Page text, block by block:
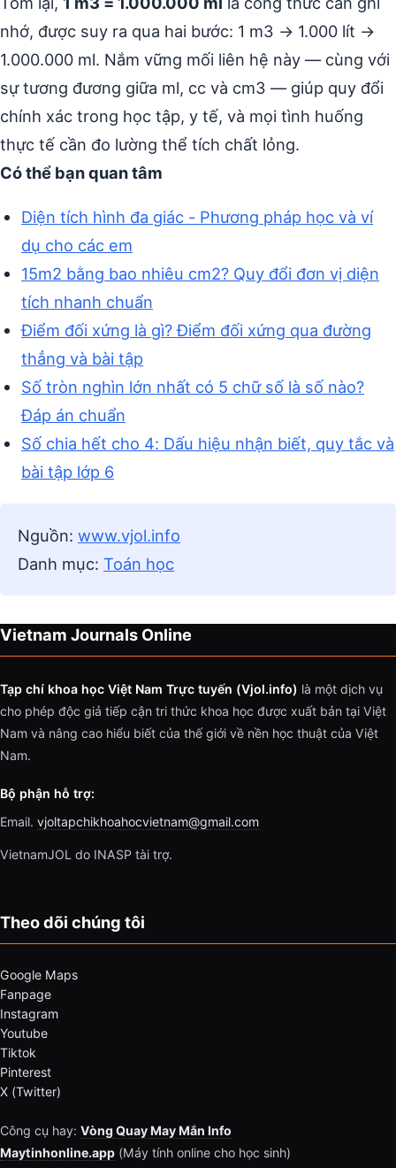
nhớ, được suy ra qua hai bước: 1 m3 → 1.000 lít →
1.000.000 ml. Nắm vững mối liên hệ này — cùng với
sự tương đương giữa ml, cc và cm3 — giúp quy đổi
chính xác trong học tập, y tế, và mọi tình huống
thực tế cần đo lường thể tích chất lỏng.
Có thể bạn quan tâm
Diện tích hình đa giác - Phương pháp học và ví
dụ cho các em
15m2 bằng bao nhiêu cm2? Quy đổi đơn vị diện
tích nhanh chuẩn
Điểm đối xứng là gì? Điểm đối xứng qua đường
thẳng và bài tập
Số tròn nghìn lớn nhất có 5 chữ số là số nào?
Đáp án chuẩn
Số chia hết cho 4: Dấu hiệu nhận biết, quy tắc và
bài tập lớp 6
Nguồn: www.vjol.info
Danh mục: Toán học
Vietnam Journals Online
Tạp chí khoa học Việt Nam Trực tuyến (Vjol.info) là một dịch vụ
cho phép độc giả tiếp cận tri thức khoa học được xuất bản tại Việt
Nam và nâng cao hiểu biết của thế giới về nền học thuật của Việt
Nam.
Bộ phận hỗ trợ:
Email. vjoltapchikhoahocvietnam@gmail.com
VietnamJOL do INASP tài trợ.
Theo dõi chúng tôi
Google Maps
Fanpage
Instagram
Youtube
Tiktok
Pinterest
X (Twitter)
Công cụ hay: Vòng Quay May Mắn Info
Maytinhonline.app (Máy tính online cho học sinh)